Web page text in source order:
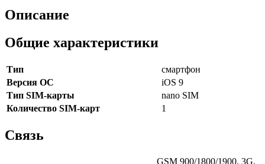
Описание
Общие характеристики
Тип
смартфон
Версия ОС
iOS 9
Тип SIM-карты
nano SIM
Количество SIM-карт
1
Связь
GSM 900/1800/1900, 3G,